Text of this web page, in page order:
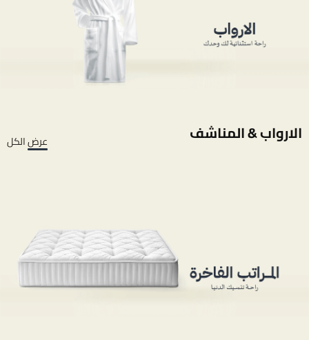
الارواب & المناشف عرض الكل